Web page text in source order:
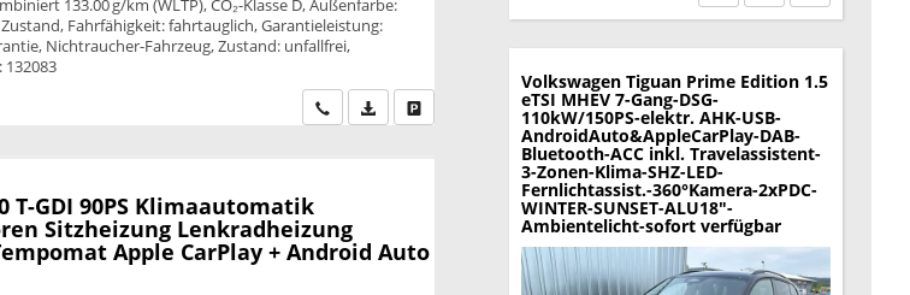
133.00 g/km (WLTP), CO₂-Klasse D, Außenfarbe:
Fahrfähigkeit: fahrtauglich, Garantieleistung:
Nichtraucher-Fahrzeug, Zustand: unfallfrei,
132083
Wir rufen Sie anPDF-Datei, Fahrzeugexposé drucken
Drucken, parken oder vergleichen
T-GDI 90PS Klimaautomatik
Sitzheizung Lenkradheizung
Apple CarPlay + Android Auto
Volkswagen Tiguan Prime Edition 1.5
eTSI MHEV 7-Gang-DSG-
110kW/150PS-elektr. AHK-USB-
AndroidAuto&AppleCarPlay-DAB-
Bluetooth-ACC inkl. Travelassistent-
3-Zonen-Klima-SHZ-LED-
Fernlichtassist.-360°Kamera-2xPDC-
WINTER-SUNSET-ALU18"-
Ambientelicht-sofort verfügbar